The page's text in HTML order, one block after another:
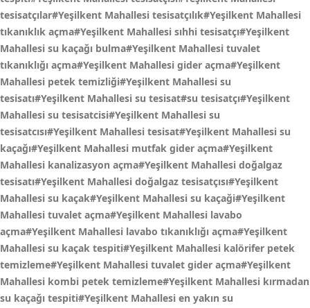
tesisatçılar#Yeşilkent Mahallesi tesisatçılık#Yeşilkent Mahallesi
tıkanıklık açma#Yeşilkent Mahallesi sıhhi tesisatçı#Yeşilkent
Mahallesi su kaçağı bulma#Yeşilkent Mahallesi tuvalet
tıkanıklığı açma#Yeşilkent Mahallesi gider açma#Yeşilkent
Mahallesi petek temizliği#Yeşilkent Mahallesi su
tesisatı#Yeşilkent Mahallesi su tesisat#su tesisatçı#Yeşilkent
Mahallesi su tesisatcisi#Yeşilkent Mahallesi su
tesisatcısı#Yeşilkent Mahallesi tesisat#Yeşilkent Mahallesi su
kaçağı#Yeşilkent Mahallesi mutfak gider açma#Yeşilkent
Mahallesi kanalizasyon açma#Yeşilkent Mahallesi doğalgaz
tesisatı#Yeşilkent Mahallesi doğalgaz tesisatçısı#Yeşilkent
Mahallesi su kaçak#Yeşilkent Mahallesi su kaçaği#Yeşilkent
Mahallesi tuvalet açma#Yeşilkent Mahallesi lavabo
açma#Yeşilkent Mahallesi lavabo tıkanıklığı açma#Yeşilkent
Mahallesi su kaçak tespiti#Yeşilkent Mahallesi kalörifer petek
temizleme#Yeşilkent Mahallesi tuvalet gider açma#Yeşilkent
Mahallesi kombi petek temizleme#Yeşilkent Mahallesi kırmadan
su kaçağı tespiti#Yeşilkent Mahallesi en yakın su